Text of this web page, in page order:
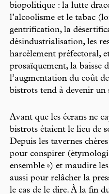
biopolitique : la lutte
l’alcoolisme et le tabac
gentrification, la
désindustrialisation, les
harcèlement préfectoral,
prosaïquement, la baisse
l’augmentation du coût
bistrots tend à devenir un
Avant que les écrans ne
bistrots étaient le lieu de
Depuis les tavernes
pour conspirer
ensemble ») et maudire
aussi pour relâcher la
le cas de le dire. À la fin